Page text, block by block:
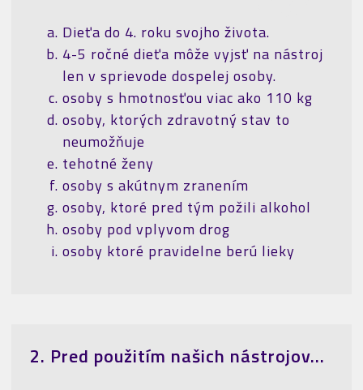
Dieťa do 4. roku svojho života.
4-5 ročné dieťa môže vyjsť na nástroj
len v sprievode dospelej osoby.
osoby s hmotnosťou viac ako 110 kg
osoby, ktorých zdravotný stav to
neumožňuje
tehotné ženy
osoby s akútnym zranením
osoby, ktoré pred tým požili alkohol
osoby pod vplyvom drog
osoby ktoré pravidelne berú lieky
2. Pred použitím našich nástrojov...